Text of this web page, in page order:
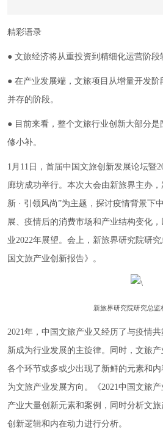
精彩语录
● 文旅经济将从重投资到精细化运营阶段
● 在产业发展端，文旅项目从增量开发
并存的阶段。
● 目前来看，整个文旅行业创新大部分
修小补。
1月11日，首届中国文旅创新发展论坛暨
廊坊成功举行。本次大会由新旅界主办
新 · 引领风尚”为主题，探讨疫情背景下
展、疫情后的消费市场和产业结构变化
业2022年展望。会上，新旅界研究院研
国文旅产业创新报告》。
新旅界研究院研究总监
2021年，中国文旅产业又经历了与疫情
新成为行业发展的主旋律。同时，文旅
各个环节或多或少出现了新鲜的元素和
为文旅产业发展方向。《2021中国文旅
产业大量创新元素和案例，同时分析文
创新逻辑和内在动力进行分析。